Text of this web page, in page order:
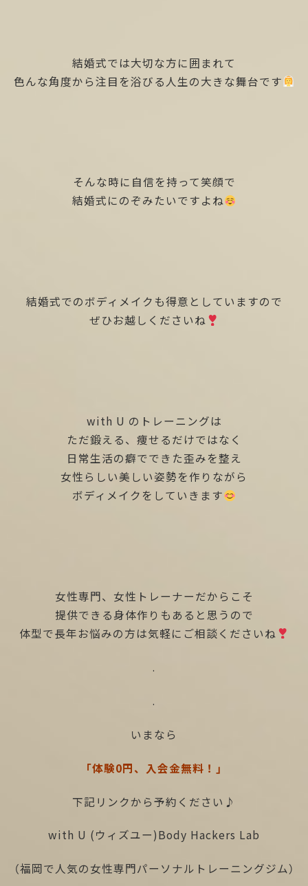
結婚式では大切な方に囲まれて
色んな角度から注目を浴びる人生の大きな舞台です
そんな時に自信を持って笑顔で
結婚式にのぞみたいですよね
結婚式でのボディメイクも得意としていますので
ぜひお越しくださいね
with U のトレーニングは
ただ鍛える、痩せるだけではなく
日常生活の癖でできた歪みを整え
女性らしい美しい姿勢を作りながら
ボディメイクをしていきます
女性専門、女性トレーナーだからこそ
提供できる身体作りもあると思うので
体型で長年お悩みの方は気軽にご相談くださいね
.
.
いまなら
「体験0円、入会金無料！」
下記リンクから予約ください♪
with U (ウィズユー)Body Hackers Lab
（福岡で人気の女性専門パーソナルトレーニングジム）